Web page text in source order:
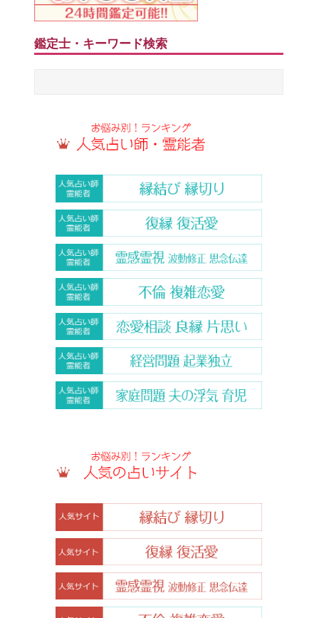
鑑定士・キーワード検索